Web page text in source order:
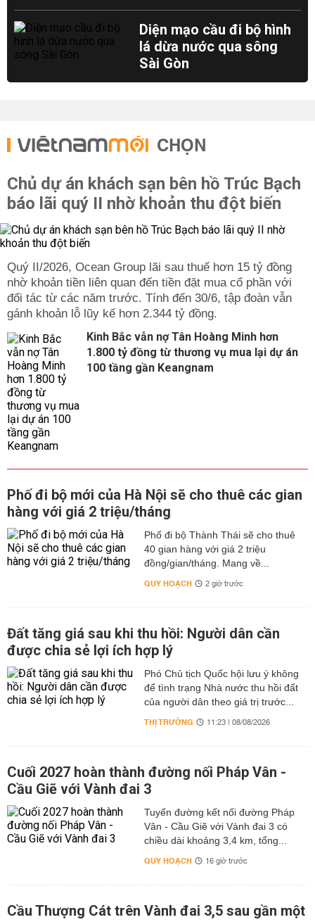
Diện mạo cầu đi bộ hình
lá dừa nước qua sông
Sài Gòn
CHỌN
Chủ dự án khách sạn bên hồ Trúc Bạch
báo lãi quý II nhờ khoản thu đột biến
Quý II/2026, Ocean Group lãi sau thuế hơn 15 tỷ đồng
nhờ khoản tiền liên quan đến tiền đặt mua cổ phần với
đối tác từ các năm trước. Tính đến 30/6, tập đoàn vẫn
gánh khoản lỗ lũy kế hơn 2.344 tỷ đồng.
Kinh Bắc vẫn nợ Tân Hoàng Minh hơn
1.800 tỷ đồng từ thương vụ mua lại dự án
100 tầng gần Keangnam
Phố đi bộ mới của Hà Nội sẽ cho thuê các gian
hàng với giá 2 triệu/tháng
Phố đi bộ Thành Thái sẽ cho thuê
40 gian hàng với giá 2 triệu
đồng/gian/tháng. Mang về...
QUY HOẠCH 2 giờ trước
Đất tăng giá sau khi thu hồi: Người dân cần
được chia sẻ lợi ích hợp lý
Phó Chủ tịch Quốc hội lưu ý không
để tình trạng Nhà nước thu hồi đất
của người dân theo giá trị trước...
THỊ TRƯỜNG 11:23 | 08/08/2026
Cuối 2027 hoàn thành đường nối Pháp Vân -
Cầu Giẽ với Vành đai 3
Tuyến đường kết nối đường Pháp
Vân - Cầu Giẽ với Vành đai 3 có
chiều dài khoảng 3,4 km, tổng...
QUY HOẠCH 16 giờ trước
Cầu Thượng Cát trên Vành đai 3,5 sau gần một